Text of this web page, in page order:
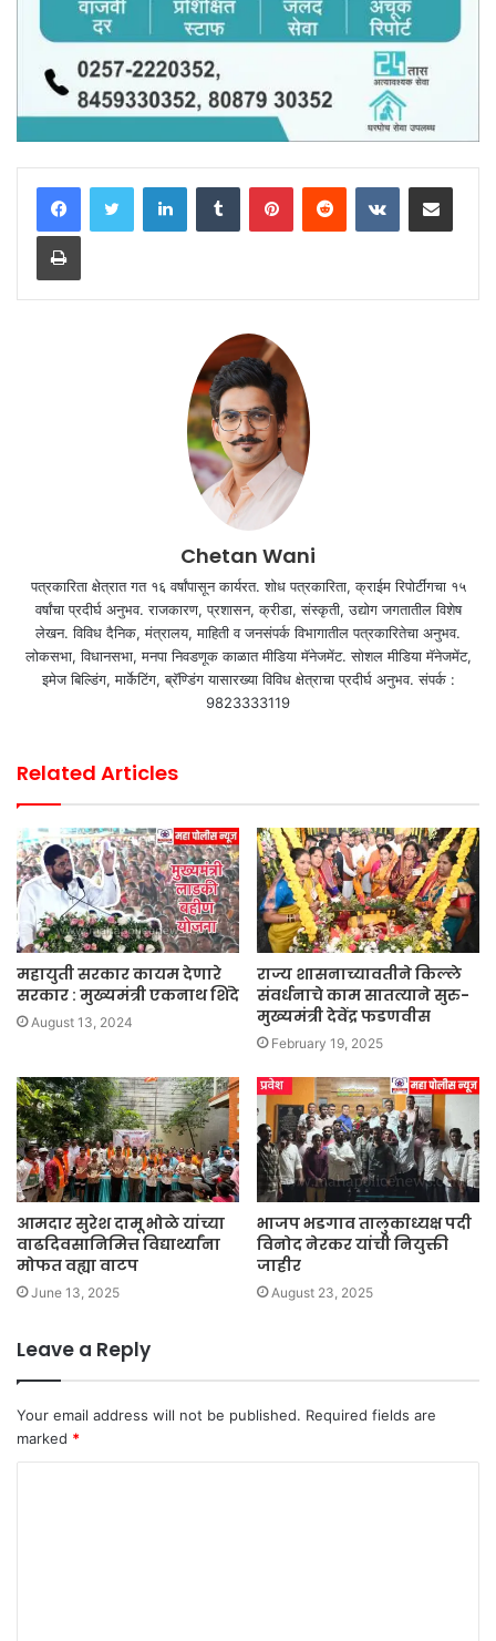
LinkedInTumblr PinterestReddit VKontakteShare via Email
Print
Chetan Wani
पत्रकारिता क्षेत्रात गत १६ वर्षांपासून कार्यरत. शोध पत्रकारिता, क्राईम रिपोर्टींगचा १५
वर्षांचा प्रदीर्घ अनुभव. राजकारण, प्रशासन, क्रीडा, संस्कृती, उद्योग जगतातील विशेष
लेखन. विविध दैनिक, मंत्रालय, माहिती व जनसंपर्क विभागातील पत्रकारितेचा अनुभव.
लोकसभा, विधानसभा, मनपा निवडणूक काळात मीडिया मॅनेजमेंट. सोशल मीडिया मॅनेजमेंट,
इमेज बिल्डिंग, मार्केटिंग, ब्रॅण्डिंग यासारख्या विविध क्षेत्राचा प्रदीर्घ अनुभव. संपर्क :
9823333119
Related Articles
महायुती सरकार कायम देणारे
सरकार : मुख्यमंत्री एकनाथ शिंदे
August 13, 2024
राज्य शासनाच्यावतीने किल्ले
संवर्धनाचे काम सातत्याने सुरु-
मुख्यमंत्री देवेंद्र फडणवीस
February 19, 2025
आमदार सुरेश दामू भोळे यांच्या
वाढदिवसानिमित्त विद्यार्थ्यांना
मोफत वह्या वाटप
June 13, 2025
भाजप भडगाव तालुकाध्यक्ष पदी
विनोद नेरकर यांची नियुक्ती
जाहीर
August 23, 2025
Leave a Reply
Your email address will not be published. Required fields are
marked *